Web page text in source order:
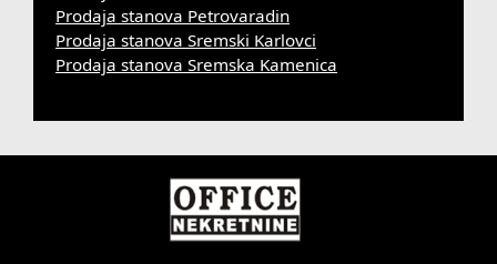
Prodaja stanova Petrovaradin
Prodaja stanova Sremski Karlovci
Prodaja stanova Sremska Kamenica